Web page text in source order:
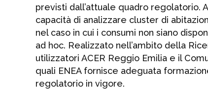
previsti dall’attuale quadro regolatorio.
capacità di analizzare cluster di
nel caso in cui i consumi non siano
ad hoc. Realizzato nell’ambito della
utilizzatori ACER Reggio Emilia e il
quali ENEA fornisce adeguata
regolatorio in vigore.